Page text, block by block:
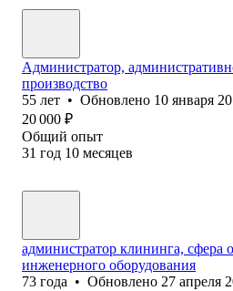
Администратор,
производство
55 лет • Обновлено 10 января
20 000 ₽
Общий опыт
31 год 10 месяцев
администратор клининга, сфера
инженерного оборудования
73 года • Обновлено 27 апреля